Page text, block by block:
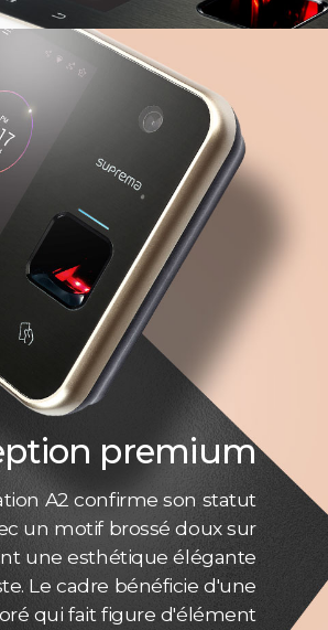
premium
A2 confirme son statut
un motif brossé doux sur
une esthétique élégante
Le cadre bénéficie d'une
qui fait figure d'élément